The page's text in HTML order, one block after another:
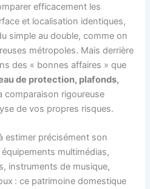
efficacement les
et localisation identiques,
simple au double, comme on
métropoles. Mais derrière
des « bonnes affaires » que
de protection, plafonds,
comparaison rigoureuse
de vos propres risques.
estimer précisément son
équipements multimédias,
instruments de musique,
: ce patrimoine domestique